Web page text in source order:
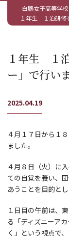
白鵬女子高等学校
１年生 １泊研修
１年生 １
ー」で行い
2025.04.19
４月１７日から１
ました。
４月８日（火）に
ての自覚を養い、
あうことを目的とし
１日目の午前は、
る「ディズニーア
く」という視点で